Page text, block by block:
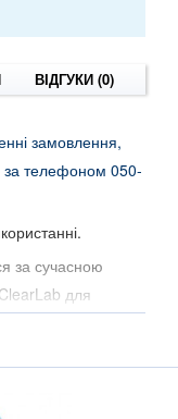
ВІДГУКИ (0)
замовлення,
за телефоном 050-
за сучасною
для
краями.
чистим,